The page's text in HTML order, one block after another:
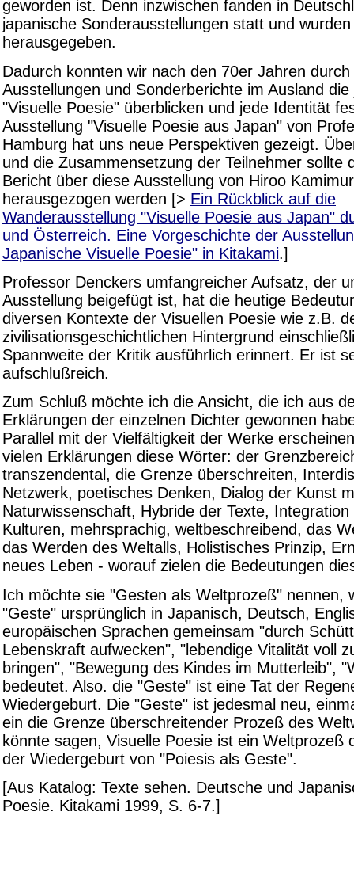
geworden ist. Denn inzwischen fanden in
japanische Sonderausstellungen statt und
herausgegeben.
Dadurch konnten wir nach den 70er Jahren durch
Ausstellungen und Sonderberichte im Ausland die
"Visuelle Poesie" überblicken und jede Identität
Ausstellung "Visuelle Poesie aus Japan" von
Hamburg hat uns neue Perspektiven gezeigt.
und die Zusammensetzung der Teilnehmer sollte
Bericht über diese Ausstellung von Hiroo
herausgezogen werden [> Ein Rückblick auf die
Wanderausstellung "Visuelle Poesie aus Japan"
und Österreich. Eine Vorgeschichte der
Japanische Visuelle Poesie" in Kitakami.]
Professor Denckers umfangreicher Aufsatz, der
Ausstellung beigefügt ist, hat die heutige
diversen Kontexte der Visuellen Poesie wie z.B.
zivilisationsgeschichtlichen Hintergrund
Spannweite der Kritik ausführlich erinnert. Er ist
aufschlußreich.
Zum Schluß möchte ich die Ansicht, die ich aus
Erklärungen der einzelnen Dichter gewonnen
Parallel mit der Vielfältigkeit der Werke
vielen Erklärungen diese Wörter: der
transzendental, die Grenze überschreiten,
Netzwerk, poetisches Denken, Dialog der Kunst
Naturwissenschaft, Hybride der Texte,
Kulturen, mehrsprachig, weltbeschreibend, das
das Werden des Weltalls, Holistisches Prinzip,
neues Leben - worauf zielen die Bedeutungen
Ich möchte sie "Gesten als Weltprozeß" nennen,
"Geste" ursprünglich in Japanisch, Deutsch,
europäischen Sprachen gemeinsam "durch
Lebenskraft aufwecken", "lebendige Vitalität voll
bringen", "Bewegung des Kindes im Mutterleib",
bedeutet. Also. die "Geste" ist eine Tat der
Wiedergeburt. Die "Geste" ist jedesmal neu,
ein die Grenze überschreitender Prozeß des
könnte sagen, Visuelle Poesie ist ein Weltprozeß
der Wiedergeburt von "Poiesis als Geste".
[Aus Katalog: Texte sehen. Deutsche und
Poesie. Kitakami 1999, S. 6-7.]